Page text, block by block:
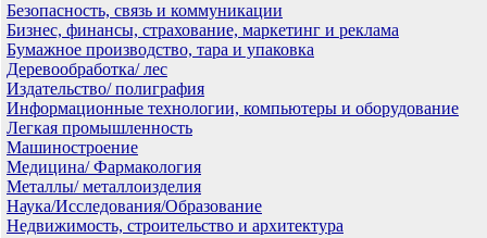
Безопасность, связь и коммуникации
Бизнес, финансы, страхование, маркетинг и реклама
Бумажное производство, тара и упаковка
Деревообработка/ лес
Издательство/ полиграфия
Информационные технологии, компьютеры и оборудование
Легкая промышленность
Машиностроение
Медицина/ Фармакология
Металлы/ металлоизделия
Наука/Исследования/Образование
Недвижимость, строительство и архитектура